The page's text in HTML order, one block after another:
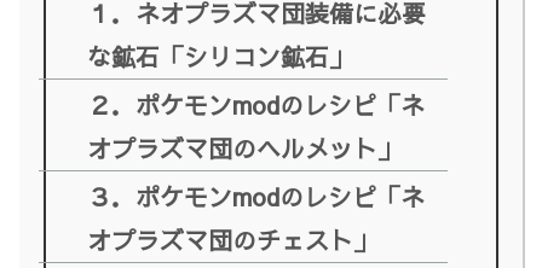
１．ネオプラズマ団装備に必要
な鉱石「シリコン鉱石」
２．ポケモンmodのレシピ「ネ
オプラズマ団のヘルメット」
３．ポケモンmodのレシピ「ネ
オプラズマ団のチェスト」